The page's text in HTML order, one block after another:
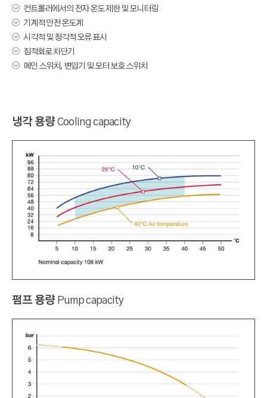
 컨트롤러에서의 전자 온도 제한 및 모니터링
 기계적 안전 온도계
 시각적 및 청각적 오류 표시
 집적회로 차단기
 메인 스위치, 변압기 및 모터 보호 스위치
냉각 용량 Cooling capacity
펌프 용량 Pump capacity